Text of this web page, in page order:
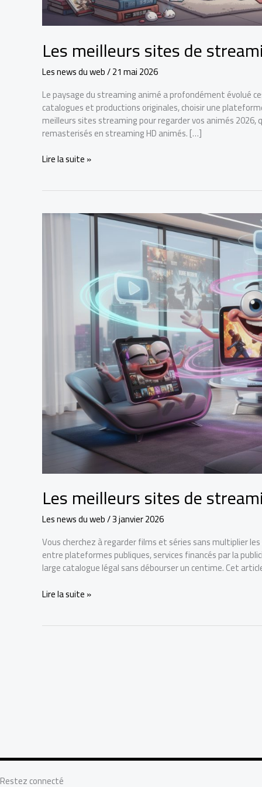
Les meilleurs sites de
Les news du web/21 mai 2026
Le paysage du streaming animé a profondément évolué
catalogues et productions originales, choisir une
meilleurs sites streaming pour regarder vos animés 2026,
remasterisés en streaming HD animés. […]
Lire la suite »
Les meilleurs sites de
Les news du web/3 janvier 2026
Vous cherchez à regarder films et séries sans multiplier
entre plateformes publiques, services financés par la
large catalogue légal sans débourser un centime. Cet
Les
Lire la suite »
Restez connecté